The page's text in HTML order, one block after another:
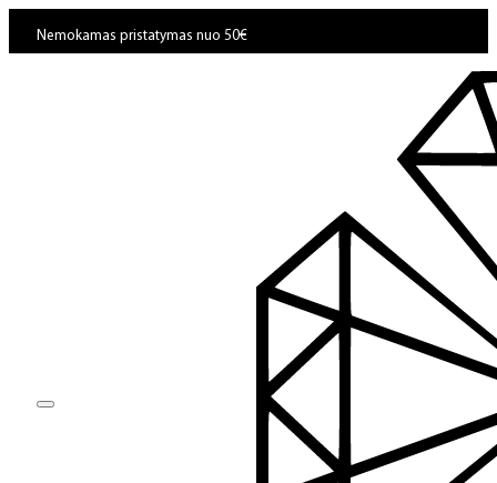
Nemokamas pristatymas nuo 50€